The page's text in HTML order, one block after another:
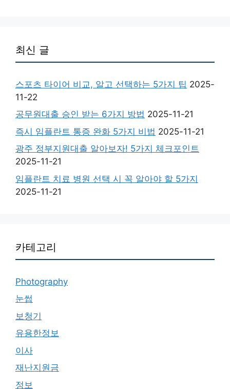
최신 글
스포츠 타이어 비교, 알고 선택하는 5가지 팁 2025-
11-22
공무원대출 승인 받는 6가지 방법 2025-11-21
즉시 임플란트 통증 완화 5가지 비법 2025-11-21
광주 정부지원대출 알아보자! 5가지 체크포인트
2025-11-21
임플란트 치료 병원 선택 시 꼭 알아야 할 5가지
2025-11-21
카테고리
Photography
눈썹
보청기
유용한정보
이사
재난지원금
정보